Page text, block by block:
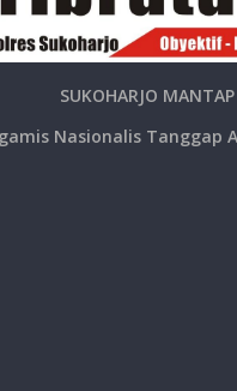
SUKOHARJO MANTAP
Nasionalis Tanggap